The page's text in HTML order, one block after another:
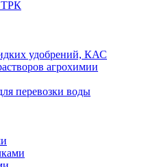
ТРК
удобрений, КАС
агрохимии
перевозки воды